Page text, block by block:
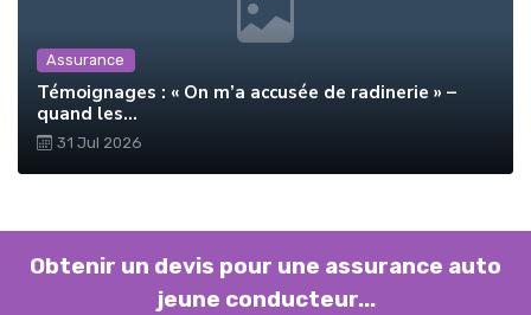
Assurance
Témoignages : « On m’a accusée de radinerie » –
quand les...
31 Jul 2026
Obtenir un devis pour une assurance auto
jeune conducteur...